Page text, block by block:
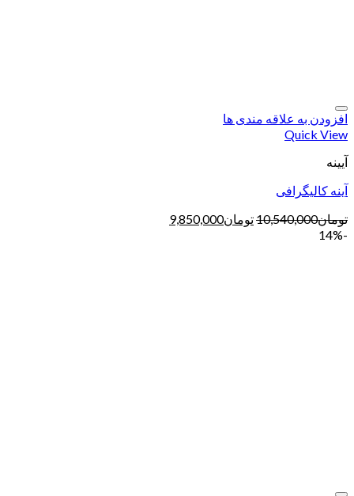
افزودن به علاقه مندی ها
Quick View
آیینه
آینه کالیگرافی
تومان10,540,000تومان9,850,000
-14%